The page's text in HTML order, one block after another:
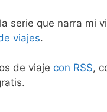
serie que narra mi
viajes.
de viaje con RSS,